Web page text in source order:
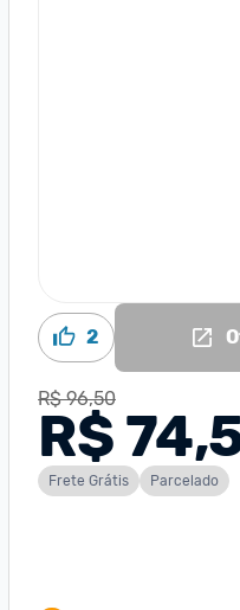
2
R$ 96,50
R$
Frete Grátis Parcelado